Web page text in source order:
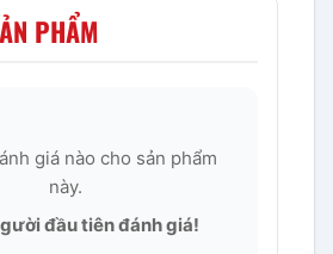
PHẨM
giá nào cho sản phẩm
này.
đầu tiên đánh giá!